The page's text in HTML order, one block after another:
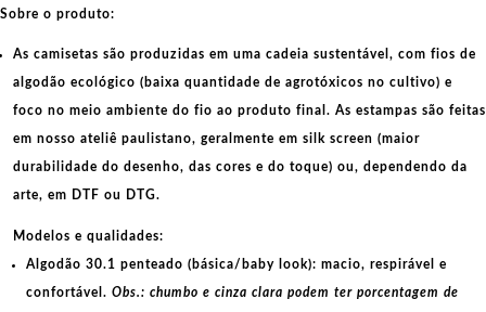
amor
Sobre o produto:
As camisetas são produzidas em uma cadeia sustentável, com fios de
algodão ecológico (baixa quantidade de agrotóxicos no cultivo) e
foco no meio ambiente do fio ao produto final. As estampas são feitas
em nosso ateliê paulistano, geralmente em silk screen (maior
durabilidade do desenho, das cores e do toque) ou, dependendo da
arte, em DTF ou DTG.
Modelos e qualidades:
Algodão 30.1 penteado (básica/baby look): macio, respirável e
confortável. Obs.: chumbo e cinza clara podem ter porcentagem de